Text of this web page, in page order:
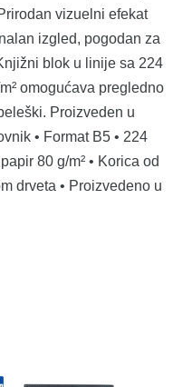
vizuelni efekat
izgled, pogodan za
blok u linije sa 224
omogućava pregledno
Proizveden u
• Format B5 • 224
80 g/m² • Korica od
drveta • Proizvedeno u